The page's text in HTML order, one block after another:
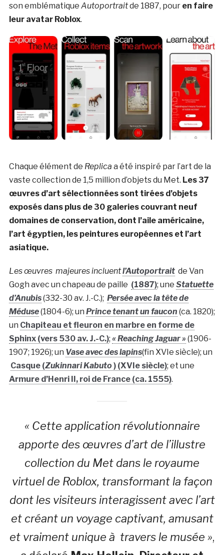
son emblématique Autoportraitde 1887, pour en faire
leur avatar Roblox.
Chaque élément de Replica a été inspiré par l’art de la
vaste collection de 1,5 million d’objets du Met. Les 37
œuvres d’art sélectionnées sont tirées d’objets
exposés dans plus de 30 galeries couvrant neuf
domaines de conservation, dont l’aile américaine,
l’art égyptien, les peintures européennes et l’art
asiatique.
Les œuvres majeures incluentl’Autoportraitde Van
Gogh avec un chapeau de paille (1887); une Statuette
d’Anubis(332-30 av. J.-C.); Persée avec la tête de
Méduse(1804-6); un Prince tenant un faucon (ca. 1820);
un Chapiteau et fleuron en marbre en forme de
Sphinx (vers 530 av. J.-C.); « Reaching Jaguar » (1906-
1907; 1926); un Vase avec des lapins(fin XVIe siècle); un
Casque (Zukinnari Kabuto ) (XVIe siècle); et une
Armure d’Henri II, roi de France (ca. 1555).
« Cette application révolutionnaire
apporte des œuvres d’art de l’illustre
collection du Met dans le royaume
virtuel de Roblox, transformant la façon
dont les visiteurs interagissent avec l’art
et créant un voyage captivant, amusant
et vraiment unique à travers le musée »,